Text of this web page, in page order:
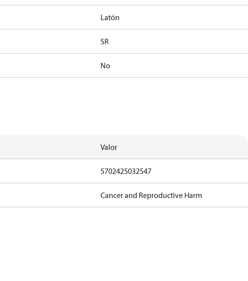
Latón
SR
No
Valor
5702425032547
Cancer and Reproductive Harm